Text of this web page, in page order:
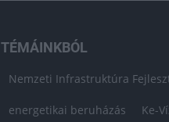
TÉMÁINKBÓL
Nemzeti Infrastruktúra
energetikai beruházás Ke-